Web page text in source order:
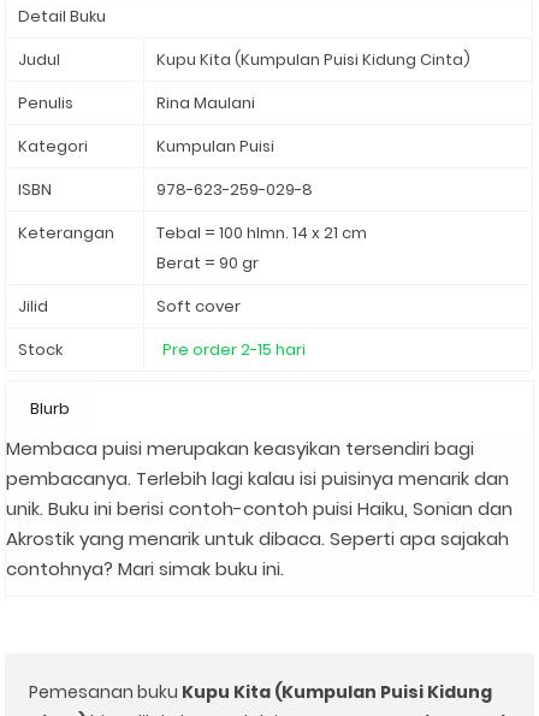
Detail Buku
Judul
Kupu Kita (Kumpulan Puisi Kidung Cinta)
Penulis
Rina Maulani
Kategori
Kumpulan Puisi
ISBN
978-623-259-029-8
Keterangan
Tebal = 100 hlmn. 14 x 21 cm
Berat = 90 gr
Jilid
Soft cover
Stock
Pre order 2-15 hari
Blurb
Membaca puisi merupakan keasyikan tersendiri bagi
pembacanya. Terlebih lagi kalau isi puisinya menarik dan
unik. Buku ini berisi contoh-contoh puisi Haiku, Sonian dan
Akrostik yang menarik untuk dibaca. Seperti apa sajakah
contohnya? Mari simak buku ini.
Pemesanan buku Kupu Kita (Kumpulan Puisi Kidung